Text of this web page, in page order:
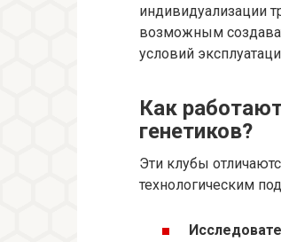
индивидуализации
возможным
условий
Как
генетиков?
Эти клубы
технологическим